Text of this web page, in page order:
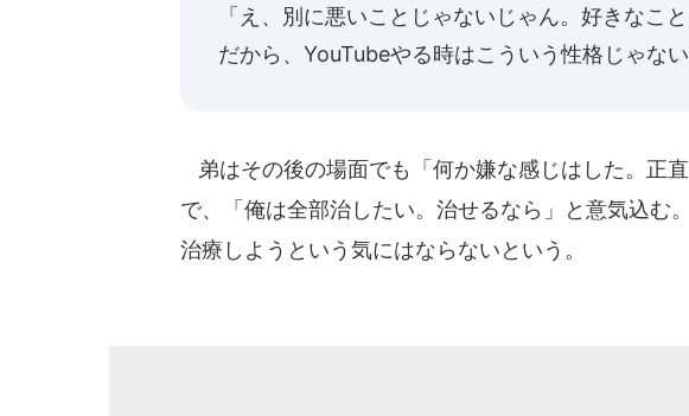
「え、別に悪いことじゃないじゃん。好きなこ
だから、YouTubeやる時はこういう性格じゃない
弟はその後の場面でも「何か嫌な感じはした。正
で、「俺は全部治したい。治せるなら」と意気込む
治療しようという気にはならないという。